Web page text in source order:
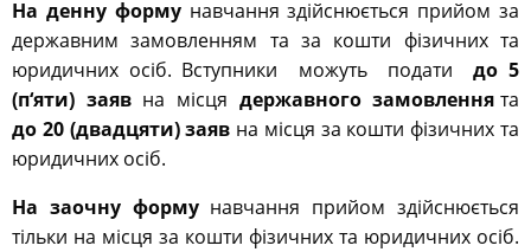
На денну формунавчання здійснюється прийом за
державним замовленням та за кошти фізичних та
юридичних осіб. Вступники можуть податидо 5
(п‘яти) заяв на місця державного замовлення та
до 20 (двадцяти) заяв на місця за кошти фізичних та
юридичних осіб.
На заочну формунавчання прийом здійснюється
тільки на місця за кошти фізичних та юридичних осіб.